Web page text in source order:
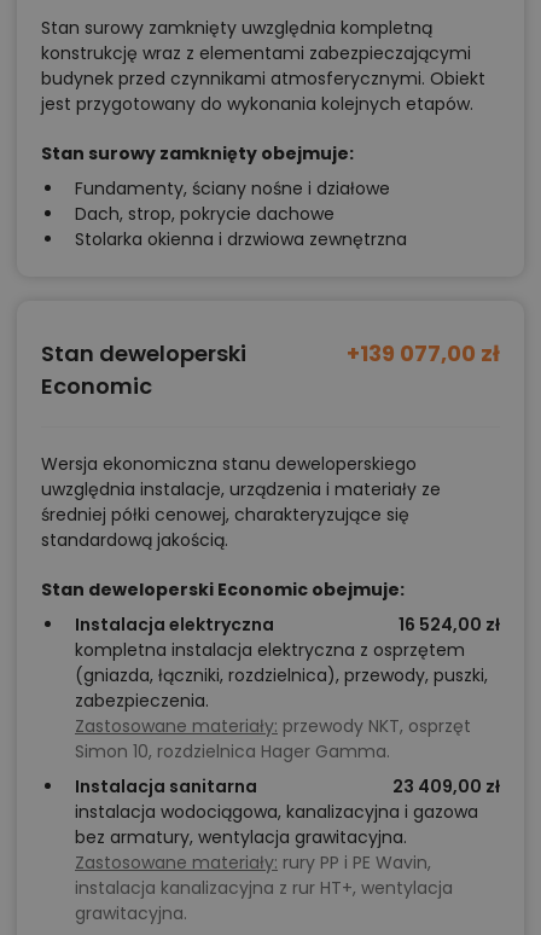
Stan surowy zamknięty uwzględnia kompletną
konstrukcję wraz z elementami zabezpieczającymi
budynek przed czynnikami atmosferycznymi. Obiekt
jest przygotowany do wykonania kolejnych etapów.
Stan surowy zamknięty obejmuje:
Fundamenty, ściany nośne i działowe
Dach, strop, pokrycie dachowe
Stolarka okienna i drzwiowa zewnętrzna
Stan deweloperski
Economic
+139 077,00 zł
Wersja ekonomiczna stanu deweloperskiego
uwzględnia instalacje, urządzenia i materiały ze
średniej półki cenowej, charakteryzujące się
standardową jakością.
Stan deweloperski Economic obejmuje:
Instalacja elektryczna
16 524,00 zł
kompletna instalacja elektryczna z osprzętem
(gniazda, łączniki, rozdzielnica), przewody, puszki,
zabezpieczenia.
Zastosowane materiały: przewody NKT, osprzęt
Simon 10, rozdzielnica Hager Gamma.
Instalacja sanitarna
23 409,00 zł
instalacja wodociągowa, kanalizacyjna i gazowa
bez armatury, wentylacja grawitacyjna.
Zastosowane materiały: rury PP i PE Wavin,
instalacja kanalizacyjna z rur HT+, wentylacja
grawitacyjna.